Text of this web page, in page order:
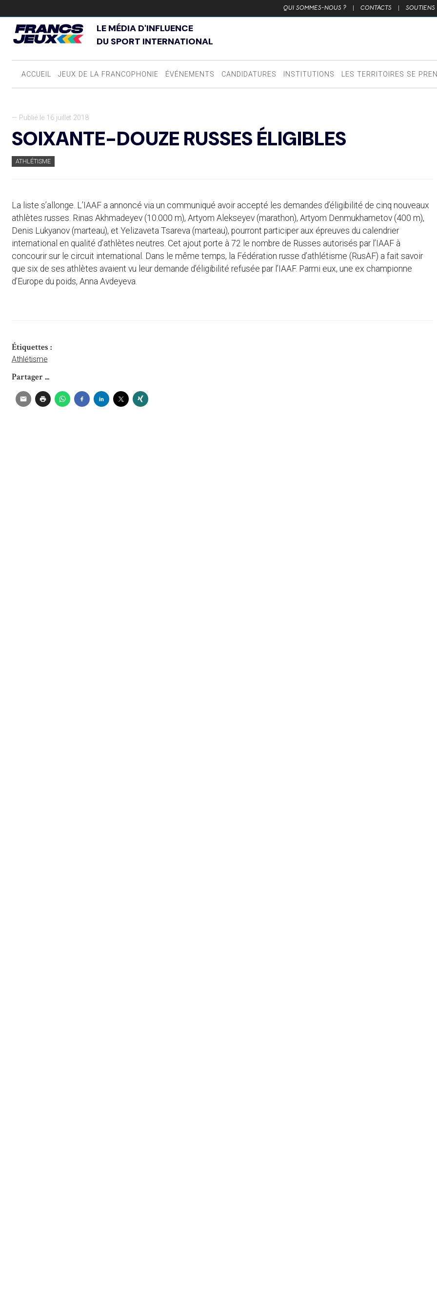
QUI SOMMES-NOUS ? | CONTACTS | SOUTIENS
LE MÉDIA D'INFLUENCE
DU SPORT INTERNATIONAL
ACCUEIL JEUX DE LA FRANCOPHONIE ÉVÉNEMENTS CANDIDATURES INSTITUTIONS LES TERRITOIRES SE
— Publié le 16 juillet 2018
SOIXANTE-DOUZE RUSSES ÉLIGIBLES
ATHLÉTISME
La liste s’allonge. L’IAAF a annoncé via un communiqué avoir accepté les demandes d’éligibilité de cinq nouveaux
athlètes russes. Rinas Akhmadeyev (10.000 m), Artyom Alekseyev (marathon), Artyom Denmukhametov (400 m),
Denis Lukyanov (marteau), et Yelizaveta Tsareva (marteau), pourront participer aux épreuves du calendrier
international en qualité d’athlètes neutres. Cet ajout porte à 72 le nombre de Russes autorisés par l’IAAF à
concourir sur le circuit international. Dans le même temps, la Fédération russe d’athlétisme (RusAF) a fait savoir
que six de ses athlètes avaient vu leur demande d’éligibilité refusée par l’IAAF. Parmi eux, une ex championne
d’Europe du poids, Anna Avdeyeva.
Étiquettes :
Athlétisme
Partager ...